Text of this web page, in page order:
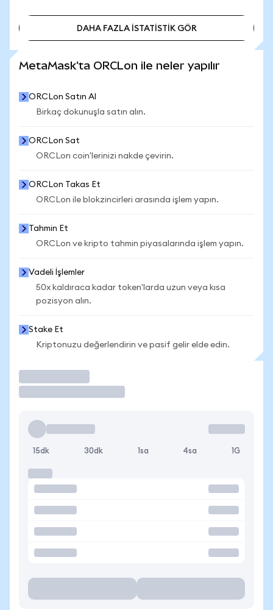
DAHA FAZLA İSTATİSTİK GÖR
MetaMask'ta ORCLon ile neler yapılır
ORCLon Satın Al
Birkaç dokunuşla satın alın.
ORCLon Sat
ORCLon coin'lerinizi nakde çevirin.
ORCLon Takas Et
ORCLon ile blokzincirleri arasında işlem yapın.
Tahmin Et
ORCLon ve kripto tahmin piyasalarında işlem yapın.
Vadeli İşlemler
50x kaldıraca kadar token'larda uzun veya kısa
pozisyon alın.
Stake Et
Kriptonuzu değerlendirin ve pasif gelir elde edin.
15dk 30dk 1sa 4sa 1G